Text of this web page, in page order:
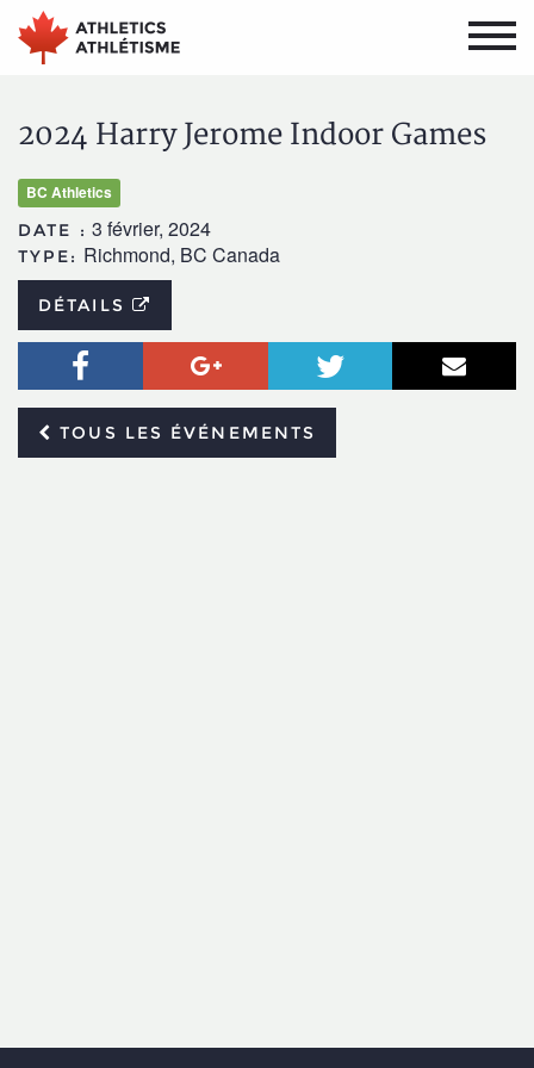
Aller
au
menu
Aller
au
contenu
2024 Harry Jerome Indoor Games
BC Athletics
DATE : 3 février, 2024
TYPE: Richmond, BC Canada
DÉTAILS
Facebook Google+ Twitter
TOUS LES ÉVÉNEMENTS